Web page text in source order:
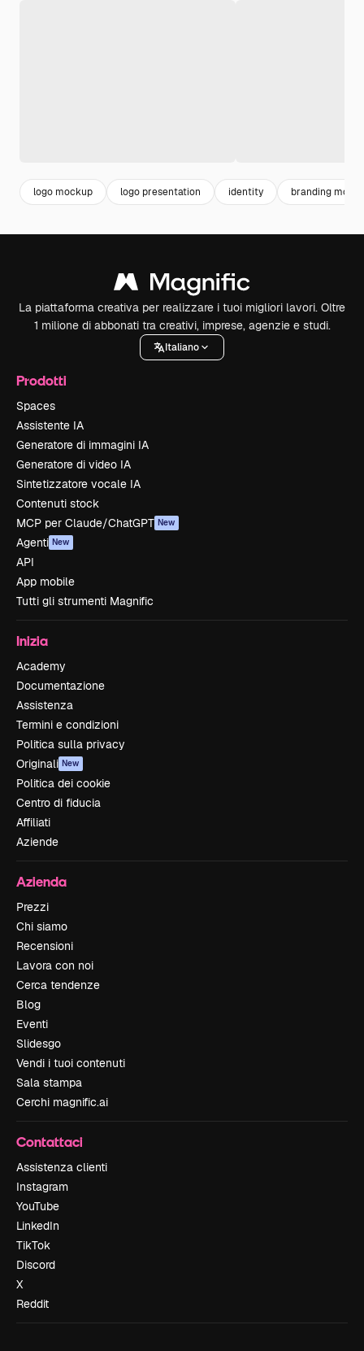
logo mockup logo presentation identity branding
La piattaforma creativa per realizzare i tuoi migliori lavori. Oltre
1 milione di abbonati tra creativi, imprese, agenzie e studi.
Italiano
Prodotti
Spaces
Assistente IA
Generatore di immagini IA
Generatore di video IA
Sintetizzatore vocale IA
Contenuti stock
MCP per Claude/ChatGPT New
Agenti New
API
App mobile
Tutti gli strumenti Magnific
Inizia
Academy
Documentazione
Assistenza
Termini e condizioni
Politica sulla privacy
Originali New
Politica dei cookie
Centro di fiducia
Affiliati
Aziende
Azienda
Prezzi
Chi siamo
Recensioni
Lavora con noi
Cerca tendenze
Blog
Eventi
Slidesgo
Vendi i tuoi contenuti
Sala stampa
Cerchi magnific.ai
Contattaci
Assistenza clienti
Instagram
YouTube
LinkedIn
TikTok
Discord
X
Reddit